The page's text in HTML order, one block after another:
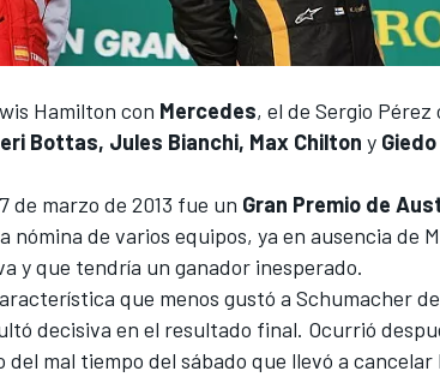
Hamilton con Mercedes, el de Sergio Pérez
Bottas, Jules Bianchi, Max Chilton y
de marzo de 2013 fue un Gran Premio de
nómina de varios equipos, ya en ausencia de
y que tendría un ganador inesperado.
que menos gustó a Schumacher
decisiva en el resultado final. Ocurrió
mal tiempo del sábado que llevó a cancelar